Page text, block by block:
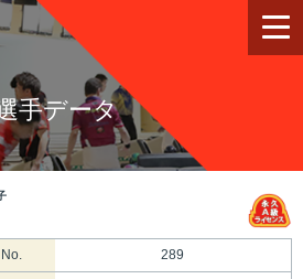
手データ
No. 289